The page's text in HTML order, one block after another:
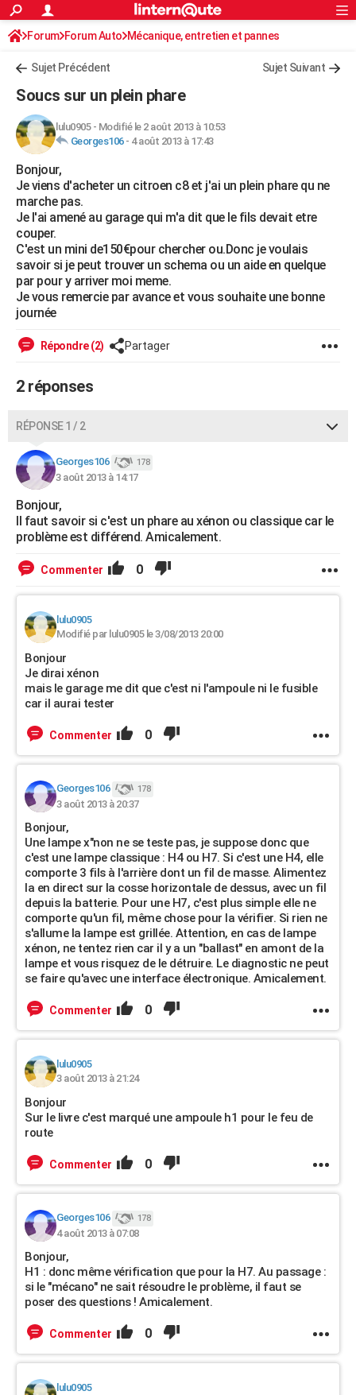
ACTUALITÉS
Politique
Société
Faits Divers
Education
Monde
Villes
+
FINANCE
Retraite
Impôts
Epargne
Immobilier
Risques naturels par ville
Banque
Assurance
Crédit
AUTO
Essais
Réserver un essai
Citadines
Berlines
SUV
Forum auto
+HIGH-TECH
Mobiles
Meilleur smartphone
Internet
Ordinateurs
Jeux vidéo
Guide high-tech
+BRICOLAGE
Forum
Aménagement intérieur
Extérieur
Cuisine
Salle de bains
Jardinage
Rangement
WEEK-END
Guides de France
Patrimoine
Week-end nature
LIFESTYLE
Art de vivre
Bien-être
Loisirs
ModeModes de vie
SANTE
Alimentation
Guide de la santé
Maladies
Médicaments
Sommeil
VOYAGE
CARTE DE VOEUX
Carte de Noël
Carte Bonne année
Carte Saint-Valentin
Carte Pâques
Carte d'anniversaire
DICTIONNAIRE
Dictionnaire
Biographies
Citations
Expressions
Proverbes
PROGRAMME TV
COPAINS D'AVANT
S'inscrire
Se connecter
Lycées
Collèges
Primaires
Universités
Entreprises
Service militaire
Avis de recherche
AVIS DE DÉCÈS
FORUM
Bricolage
Lifestyle
Culture
Sport
Auto
Television
Voyage
Cinema
Rechercher
S'inscrire
Connexion
Forum Forum Auto Mécanique, entretien et pannes
Sujet Précédent Sujet Suivant
Soucs sur un plein phare
lulu0905- Modifié le 2 août 2013 à 10:53
Georges106- 4 août 2013 à 17:43
Bonjour,
Je viens d'acheter un citroen c8 et j'ai un plein phare qu ne
marche pas.
Je l'ai amené au garage qui m'a dit que le fils devait etre
couper.
C'est un mini de150€pour chercher ou.Donc je voulais
savoir si je peut trouver un schema ou un aide en quelque
par pour y arriver moi meme.
Je vous remercie par avance et vous souhaite une bonne
journée
Répondre (2) Partager
2 réponses
RÉPONSE 1 / 2
Georges106 178
3 août 2013 à 14:17
Bonjour,
Il faut savoir si c'est un phare au xénon ou classique car le
problème est différend. Amicalement.
Commenter 0
lulu0905
Modifié par lulu0905 le 3/08/2013 20:00
Bonjour
Je dirai xénon
mais le garage me dit que c'est ni l'ampoule ni le fusible
car il aurai tester
Commenter 0
Georges106 178
3 août 2013 à 20:37
Bonjour,
Une lampe x"non ne se teste pas, je suppose donc que
c'est une lampe classique : H4 ou H7. Si c'est une H4, elle
comporte 3 fils à l'arrière dont un fil de masse. Alimentez
la en direct sur la cosse horizontale de dessus, avec un fil
depuis la batterie. Pour une H7, c'est plus simple elle ne
comporte qu'un fil, même chose pour la vérifier. Si rien ne
s'allume la lampe est grillée. Attention, en cas de lampe
xénon, ne tentez rien car il y a un "ballast" en amont de la
lampe et vous risquez de le détruire. Le diagnostic ne peut
se faire qu'avec une interface électronique. Amicalement.
Commenter 0
lulu0905
3 août 2013 à 21:24
Bonjour
Sur le livre c'est marqué une ampoule h1 pour le feu de
route
Commenter 0
Georges106 178
4 août 2013 à 07:08
Bonjour,
H1 : donc même vérification que pour la H7. Au passage :
si le "mécano" ne sait résoudre le problème, il faut se
poser des questions ! Amicalement.
Commenter 0
lulu0905